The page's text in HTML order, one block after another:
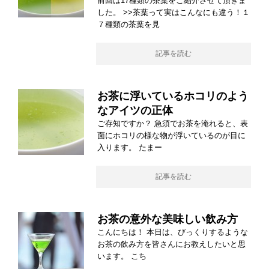
した。 >>茶葉って実はこんなにも違う！１
７種類の茶葉を見
記事を読む
お茶に浮いているホコリのよう
なアイツの正体
ご存知ですか？ 急須でお茶を淹れると、表
面にホコリの様な物が浮いているのが目に
入ります。 たまー
記事を読む
お茶の意外な美味しい飲み方
こんにちは！ 本日は、びっくりするような
お茶の飲み方を皆さんにお教えしたいと思
います。 こち